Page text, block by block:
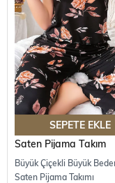
SEPETE EKLE
Saten Pijama Takım
Büyük Çiçekli Büyük
Saten Pijama Takımı